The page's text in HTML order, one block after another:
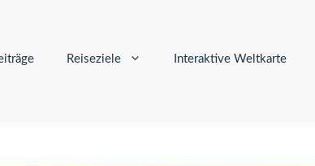
Reiseziele Interaktive Weltkarte